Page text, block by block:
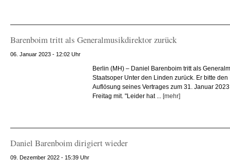
Barenboim tritt als Generalmusikdirektor zurück
06. Januar 2023 - 12:02 Uhr
Berlin (MH) – Daniel Barenboim tritt als
Staatsoper Unter den Linden zurück. Er bitte
Auflösung seines Vertrages zum 31. Januar
Freitag mit. "Leider hat ... [mehr]
Daniel Barenboim dirigiert wieder
09. Dezember 2022 - 15:39 Uhr